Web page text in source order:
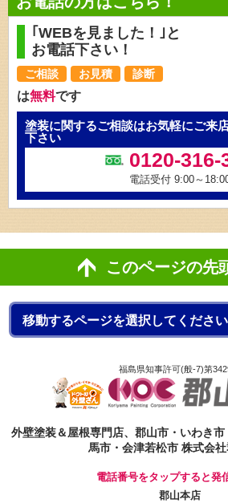
｢WEBを見ました！｣と
お電話下さい！
ご相談 お見積 診断
は無料です
塗装に関するご相談はお気軽にご来
下さい
0120-316-
電話受付 9:00～
このページの先
福島県知事許可(般-7)第
外壁塗装＆屋根専門店、郡山市・いわき
馬市・会津若松市 株式会
電話番号をタップすると発
郡山本店